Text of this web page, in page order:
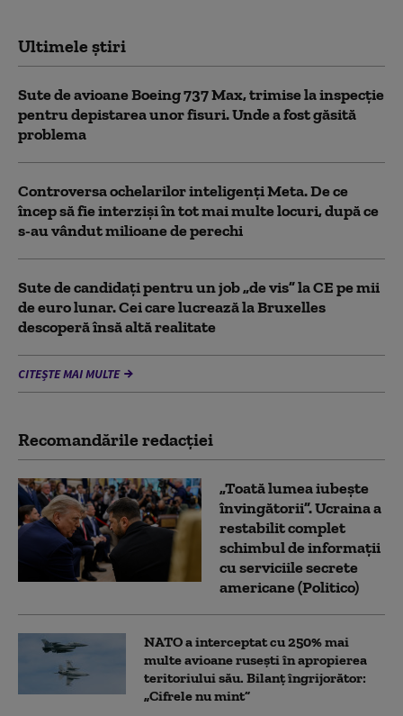
Ultimele știri
Sute de avioane Boeing 737 Max, trimise la inspecție
pentru depistarea unor fisuri. Unde a fost găsită
problema
Controversa ochelarilor inteligenți Meta. De ce
încep să fie interziși în tot mai multe locuri, după ce
s-au vândut milioane de perechi
Sute de candidați pentru un job „de vis” la CE pe mii
de euro lunar. Cei care lucrează la Bruxelles
descoperă însă altă realitate
CITEȘTE MAI MULTE
Recomandările redacţiei
„Toată lumea iubește
învingătorii”. Ucraina a
restabilit complet
schimbul de informații
cu serviciile secrete
americane (Politico)
NATO a interceptat cu 250% mai
multe avioane rusești în apropierea
teritoriului său. Bilanț îngrijorător:
„Cifrele nu mint”